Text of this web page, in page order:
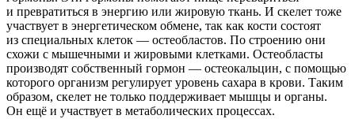
и превратиться в энергию или жировую ткань. И скелет тоже
участвует в энергетическом обмене, так как кости состоят
из специальных клеток — остеобластов. По строению они
схожи с мышечными и жировыми клетками. Остеобласты
производят собственный гормон — остеокальцин, с помощью
которого организм регулирует уровень сахара в крови. Таким
образом, скелет не только поддерживает мышцы и органы.
Он ещё и участвует в метаболических процессах.